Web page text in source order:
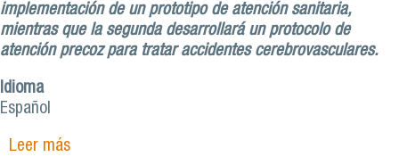
implementación de un prototipo de atención sanitaria,
mientras que la segunda desarrollará un protocolo de
atención precoz para tratar accidentes cerebrovasculares.
Idioma
Español
Leer mássobre Doctora Helia Molina se adjudica FONDEF y